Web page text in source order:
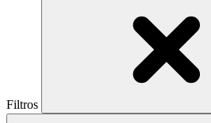
Filtros